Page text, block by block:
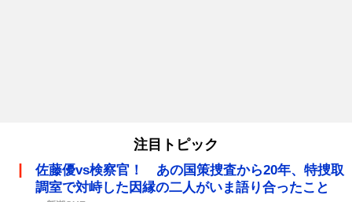
注目トピック
佐藤優vs検察官！ あの国策捜査から20年、特捜取
調室で対峙した因縁の二人がいま語り合ったこと